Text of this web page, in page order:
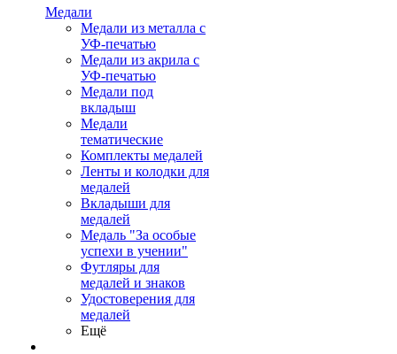
Медали
Медали из металла с
УФ-печатью
Медали из акрила с
УФ-печатью
Медали под
вкладыш
Медали
тематические
Комплекты медалей
Ленты и колодки для
медалей
Вкладыши для
медалей
Медаль "За особые
успехи в учении"
Футляры для
медалей и знаков
Удостоверения для
медалей
Ещё